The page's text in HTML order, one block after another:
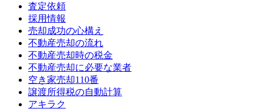
査定依頼
採用情報
売却成功の心構え
不動産売却の流れ
不動産売却時の税金
不動産売却に必要な業者
空き家売却110番
譲渡所得税の自動計算
アキラク